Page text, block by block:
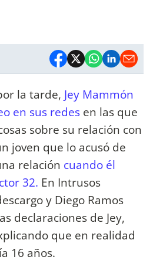
la tarde, Jey Mammón
en sus redes en las que
sobre su relación con
joven que lo acusó de
relación cuando él
32. En Intrusos
y Diego Ramos
declaraciones de Jey,
que en realidad
16 años.